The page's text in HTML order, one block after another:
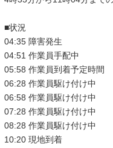
■状況
04:35 障害発生
04:51 作業員手配中
05:58 作業員到着予定時間
06:28 作業員駆け付け中
06:58 作業員駆け付け中
07:28 作業員駆け付け中
08:28 作業員駆け付け中
10:20 現地到着